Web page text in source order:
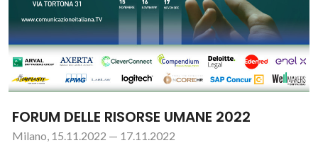
FORUM DELLE RISORSE UMANE 2022
Milano, 15.11.2022 — 17.11.2022